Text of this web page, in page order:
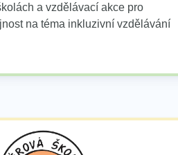
a vzdělávací akce pro
na téma inkluzivní vzdělávání